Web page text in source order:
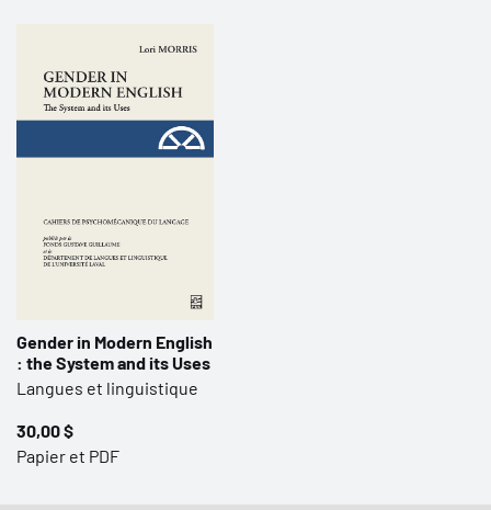
Gender in Modern English
: the System and its Uses
Langues et linguistique
30,00 $
Papier et PDF